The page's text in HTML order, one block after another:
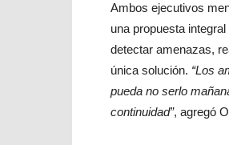
Ambos ejecutivos
una propuesta
detectar amenazas,
única solución. “Los
pueda no serlo
continuidad”, agregó